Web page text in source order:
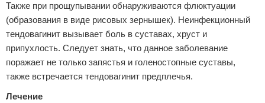
Также при прощупывании обнаруживаются флюктуации
(образования в виде рисовых зернышек). Неинфекционный
тендовагинит вызывает боль в суставах, хруст и
припухлость. Следует знать, что данное заболевание
поражает не только запястья и голеностопные суставы,
также встречается тендовагинит предплечья.
Лечение